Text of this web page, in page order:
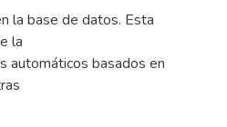
la base de datos. Esta
la
automáticos basados en